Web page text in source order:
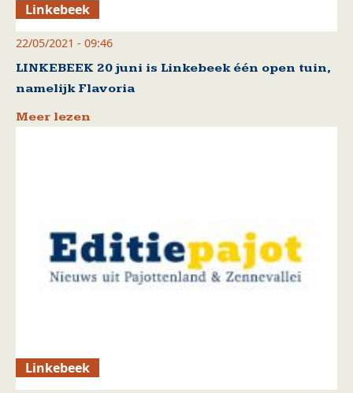
Linkebeek
22/05/2021 - 09:46
LINKEBEEK 20 juni is Linkebeek één open tuin,
namelijk Flavoria
Meer lezen
Linkebeek